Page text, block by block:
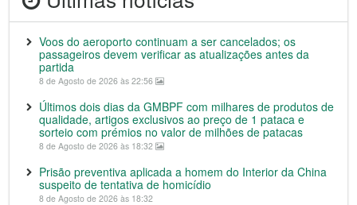
Voos do aeroporto continuam a ser cancelados; os
passageiros devem verificar as atualizações antes da
partida
8 de Agosto de 2026 às 22:56
Últimos dois dias da GMBPF com milhares de produtos de
qualidade, artigos exclusivos ao preço de 1 pataca e
sorteio com prémios no valor de milhões de patacas
8 de Agosto de 2026 às 18:32
Prisão preventiva aplicada a homem do Interior da China
suspeito de tentativa de homicídio
8 de Agosto de 2026 às 18:32